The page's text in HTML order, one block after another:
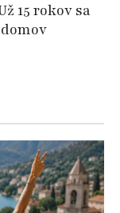
15 rokov sa